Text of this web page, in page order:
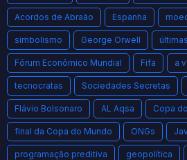
Acordos de Abraão Espanha
simbolismo George Orwell
Fórum Econômico Mundial Fifa a
tecnocratas Sociedades Secretas
Flávio Bolsonaro AL Aqsa Copa
final da Copa do Mundo ONGs
programação preditiva geopolítica